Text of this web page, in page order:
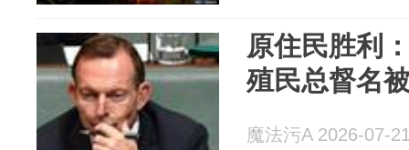
原住民胜利
殖民总督名
魔法污A 2026-07-